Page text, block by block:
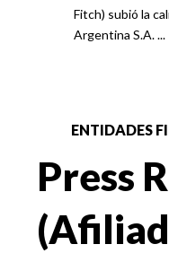
Fitch) subió la
Argentina S.A. ...
ENTIDADES
Press